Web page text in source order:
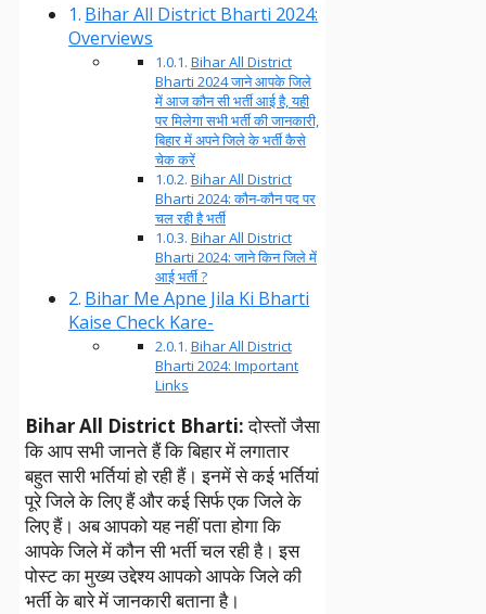
Bihar All District Bharti 2024:
Overviews
Bihar All District
Bharti 2024 जाने आपके जिले
में आज कौन सी भर्ती आई है, यही
पर मिलेगा सभी भर्ती की जानकारी,
बिहार में अपने जिले के भर्ती कैसे
चेक करें
Bihar All District
Bharti 2024: कौन-कौन पद पर
चल रही है भर्ती
Bihar All District
Bharti 2024: जाने किन जिले में
आई भर्ती ?
Bihar Me Apne Jila Ki Bharti
Kaise Check Kare-
Bihar All District
Bharti 2024: Important
Links
Bihar All District Bharti:दोस्तों जैसा
कि आप सभी जानते हैं कि बिहार में लगातार
बहुत सारी भर्तियां हो रही हैं। इनमें से कई भर्तियां
पूरे जिले के लिए हैं और कई सिर्फ एक जिले के
लिए हैं। अब आपको यह नहीं पता होगा कि
आपके जिले में कौन सी भर्ती चल रही है। इस
पोस्ट का मुख्य उद्देश्य आपको आपके जिले की
भर्ती के बारे में जानकारी बताना है।